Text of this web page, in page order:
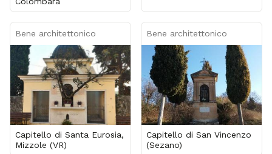
Bene architettonico
Capitello di Santa Eurosia,
Mizzole (VR)
Bene architettonico
Capitello di San Vincenzo
(Sezano)